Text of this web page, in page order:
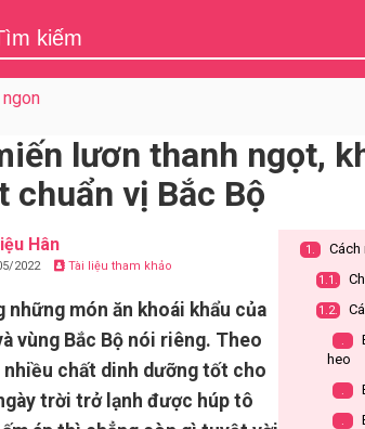
lươn thanh ngọt,
chuẩn vị Bắc Bộ
Hân
2022 Tài liệu tham khảo
món ăn khoái khẩu của
vùng Bắc Bộ nói riêng. Theo
chất dinh dưỡng tốt cho
trời trở lạnh được húp tô
1. Cách
1.1.
1.2.
.
heo
.
.